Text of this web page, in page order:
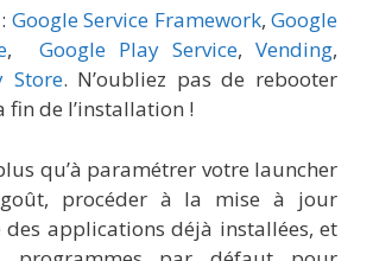
Google Service Framework, Google
, Google Play Service,Vending,
Store. N’oubliez pas de rebooter
fin de l’installation !
qu’à paramétrer votre launcher
procéder à la mise à jour
applications déjà installées, et